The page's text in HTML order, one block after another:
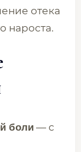
отека
нароста.
боли — с